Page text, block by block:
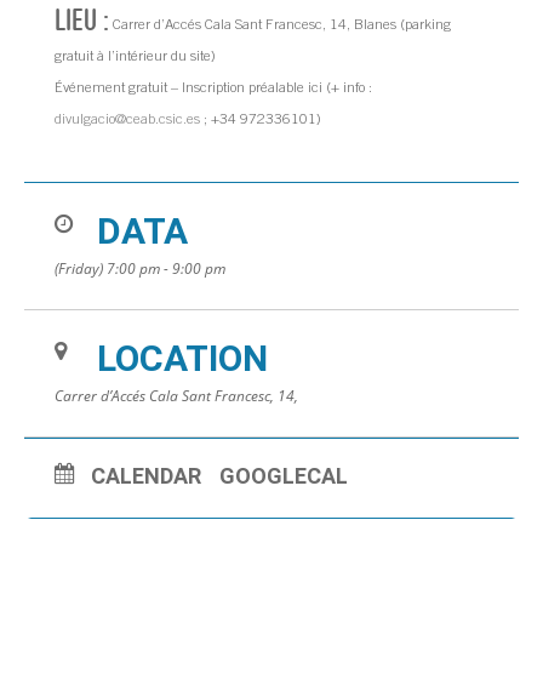
LIEU : Carrer d’Accés Cala Sant Francesc, 14, Blanes (parking
gratuit à l’intérieur du site)
Événement gratuit – Inscription préalable ici (+ info :
divulgacio@ceab.csic.es ; +34 972336101)
DATA
(Friday) 7:00 pm - 9:00 pm
LOCATION
Carrer d’Accés Cala Sant Francesc, 14,
CALENDAR GOOGLECAL